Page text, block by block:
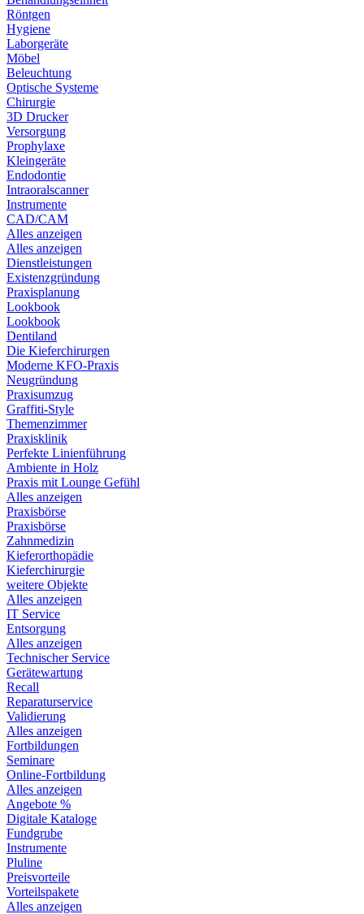
Röntgen
Hygiene
Laborgeräte
Möbel
Beleuchtung
Optische Systeme
Chirurgie
3D Drucker
Versorgung
Prophylaxe
Kleingeräte
Endodontie
Intraoralscanner
Instrumente
CAD/CAM
Alles anzeigen
Alles anzeigen
Dienstleistungen
Existenzgründung
Praxisplanung
Lookbook
Lookbook
Dentiland
Die Kieferchirurgen
Moderne KFO-Praxis
Neugründung
Praxisumzug
Graffiti-Style
Themenzimmer
Praxisklinik
Perfekte Linienführung
Ambiente in Holz
Praxis mit Lounge Gefühl
Alles anzeigen
Praxisbörse
Praxisbörse
Zahnmedizin
Kieferorthopädie
Kieferchirurgie
weitere Objekte
Alles anzeigen
IT Service
Entsorgung
Alles anzeigen
Technischer Service
Gerätewartung
Recall
Reparaturservice
Validierung
Alles anzeigen
Fortbildungen
Seminare
Online-Fortbildung
Alles anzeigen
Angebote %
Digitale Kataloge
Fundgrube
Instrumente
Pluline
Preisvorteile
Vorteilspakete
Alles anzeigen